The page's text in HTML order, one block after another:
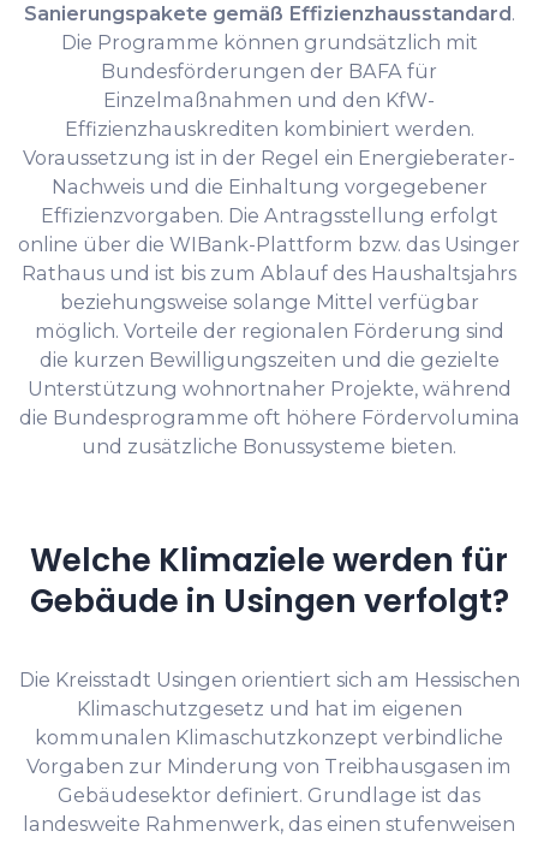
Sanierungspakete gemäß Effizienzhausstandard.
Die Programme können grundsätzlich mit
Bundesförderungen der BAFA für
Einzelmaßnahmen und den KfW-
Effizienzhauskrediten kombiniert werden.
Voraussetzung ist in der Regel ein Energieberater-
Nachweis und die Einhaltung vorgegebener
Effizienzvorgaben. Die Antragsstellung erfolgt
online über die WIBank-Plattform bzw. das Usinger
Rathaus und ist bis zum Ablauf des Haushaltsjahrs
beziehungsweise solange Mittel verfügbar
möglich. Vorteile der regionalen Förderung sind
die kurzen Bewilligungszeiten und die gezielte
Unterstützung wohnortnaher Projekte, während
die Bundesprogramme oft höhere Fördervolumina
und zusätzliche Bonussysteme bieten.
Welche Klimaziele werden für
Gebäude in Usingen verfolgt?
Die Kreisstadt Usingen orientiert sich am Hessischen
Klimaschutzgesetz und hat im eigenen
kommunalen Klimaschutzkonzept verbindliche
Vorgaben zur Minderung von Treibhausgasen im
Gebäudesektor definiert. Grundlage ist das
landesweite Rahmenwerk, das einen stufenweisen